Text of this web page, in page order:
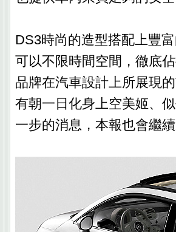
DS3時尚的造型搭配上豐
可以不限時間空間，徹底
品牌在汽車設計上所展現
有朝一日化身上空美姬、
一步的消息，本報也會繼續